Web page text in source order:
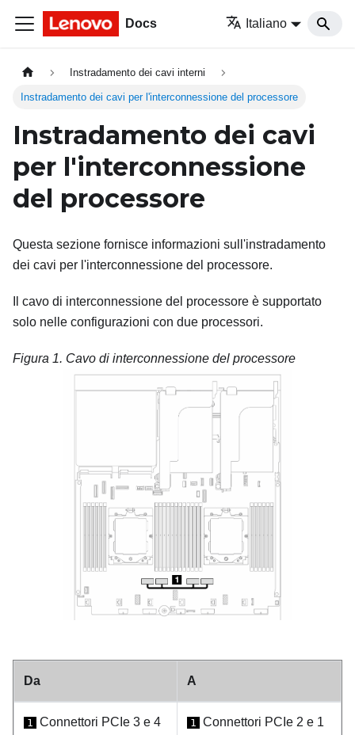
Docs Italiano
Instradamento dei cavi interni
Instradamento dei cavi per l'interconnessione del processore
Instradamento dei cavi
per l'interconnessione
del processore
Questa sezione fornisce informazioni sull'instradamento
dei cavi per l'interconnessione del processore.
Il cavo di interconnessione del processore è supportato
solo nelle configurazioni con due processori.
Figura 1. Cavo di interconnessione del processore
Da A
1 Connettori PCIe 3 e 4
1 Connettori PCIe 2 e 1